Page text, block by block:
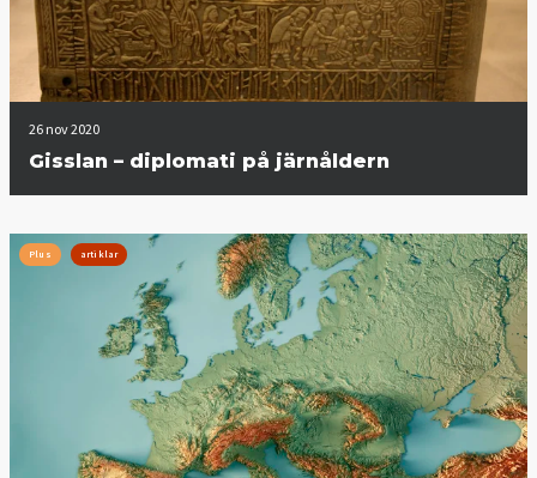
26 nov 2020
Gisslan – diplomati på järnåldern
Plus artiklar